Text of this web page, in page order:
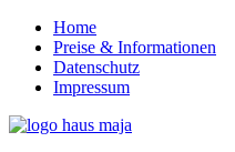
Home
Preise & Informationen
Datenschutz
Impressum